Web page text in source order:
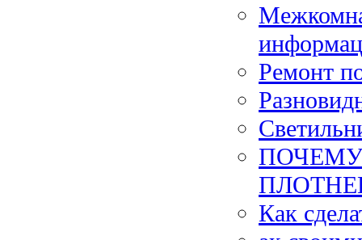
Ремонт
Как